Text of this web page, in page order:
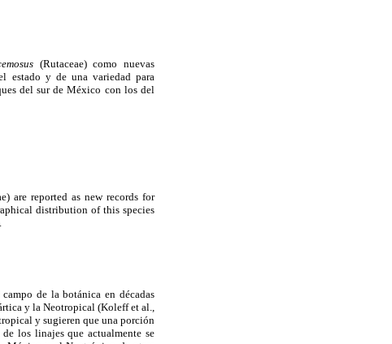
(Rutaceae) como nuevas
estado y de una variedad para
del sur de México con los del
are reported as new records for
distribution of this species
de la botánica en décadas
y la Neotropical (Koleff et al.,
y sugieren que una porción
los linajes que actualmente se